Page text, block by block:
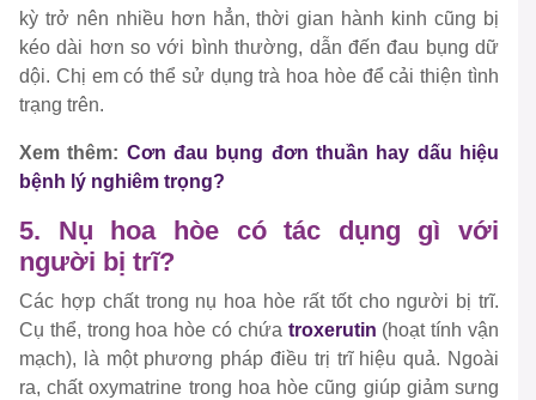
kỳ trở nên nhiều hơn hẳn, thời gian hành kinh cũng bị
kéo dài hơn so với bình thường, dẫn đến đau bụng dữ
dội. Chị em có thể sử dụng trà hoa hòe để cải thiện tình
trạng trên.
Xem thêm: Cơn đau bụng đơn thuần hay dấu hiệu
bệnh lý nghiêm trọng?
5. Nụ hoa hòe có tác dụng gì với
người bị trĩ?
Các hợp chất trong nụ hoa hòe rất tốt cho người bị trĩ.
Cụ thể, trong hoa hòe có chứa troxerutin (hoạt tính vận
mạch), là một phương pháp điều trị trĩ hiệu quả. Ngoài
ra, chất oxymatrine trong hoa hòe cũng giúp giảm sưng